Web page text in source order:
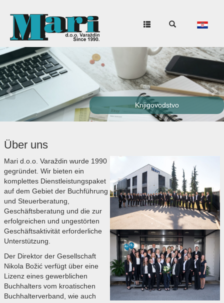
Knjigovodstvo
Računovodstveni poslovi
Sastavljanje izvještaja
Financijske analize
Poslovne usluge
Über uns
Mari d.o.o. Varaždin wurde 1990
gegründet. Wir bieten ein
komplettes Dienstleistungspaket
auf dem Gebiet der Buchführung
und Steuerberatung,
Geschäftsberatung und die zur
erfolgreichen und ungestörten
Geschäftsaktivität erforderliche
Unterstützung.
Der Direktor der Gesellschaft
Nikola Božić verfügt über eine
Lizenz eines gewerblichen
Buchhalters vom kroatischen
Buchhalterverband, wie auch